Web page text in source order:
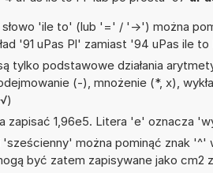
'ile to' (lub '=' / '->') można
'91 uPas Pl' zamiast '94 uPas ile to
tylko podstawowe działania
(-), mnożenie (*, x),
zapisać 1,96e5. Litera 'e' oznacza
można pominąć znak '^'
być zatem zapisywane jako cm2